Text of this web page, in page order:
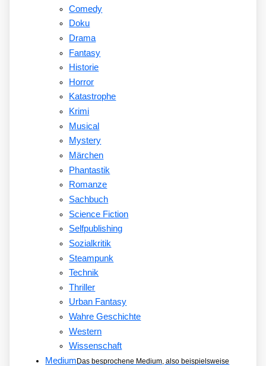
Comedy
Doku
Drama
Fantasy
Historie
Horror
Katastrophe
Krimi
Musical
Mystery
Märchen
Phantastik
Romanze
Sachbuch
Science Fiction
Selfpublishing
Sozialkritik
Steampunk
Technik
Thriller
Urban Fantasy
Wahre Geschichte
Western
Wissenschaft
Medium Das besprochene Medium, also beispielsweise